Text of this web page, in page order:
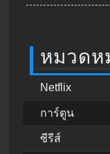
หมวดห
Netflix
การ์ตูน
ซีรีส์